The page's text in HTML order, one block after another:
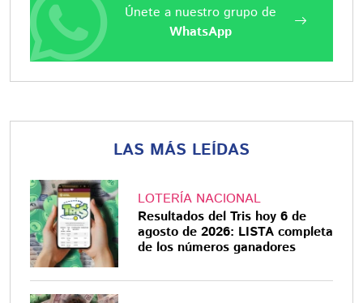
Únete a nuestro grupo de
WhatsApp
LAS MÁS LEÍDAS
LOTERÍA NACIONAL
Resultados del Tris hoy 6 de
agosto de 2026: LISTA completa
de los números ganadores